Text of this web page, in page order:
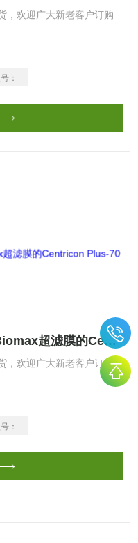
，欢迎广大新老客户订购
：
美国密理博Millipore高流速Biomax超滤膜的Centricon Plus-70
，欢迎广大新老客户订购
：